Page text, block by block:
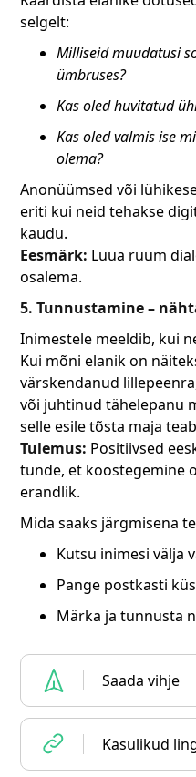
selgelt:
Milliseid muudatusi
ümbruses?
Kas oled huvitatud
Kas oled valmis ise
olema?
Anonüümsed või
eriti kui neid tehakse
kaudu.
Eesmärk: Luua ruum
osalema.
5. Tunnustamine –
Inimestele meeldib, kui
Kui mõni elanik on
värskendanud
või juhtinud tähelepanu
selle esile tõsta maja
Tulemus: Positiivsed
tunde, et koostegemine
erandlik.
Mida saaks järgmisena
Kutsu inimesi välja
Pange postkasti
Märka ja tunnusta
Saada vihje
Kasulikud